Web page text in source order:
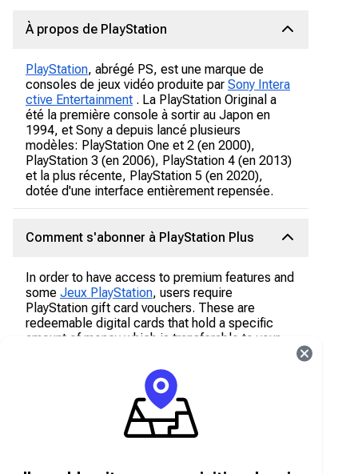
À propos de PlayStation
PlayStation, abrégé PS, est une marque de
consoles de jeux vidéo produite par Sony Intera
ctive Entertainment . La PlayStation Original a
été la première console à sortir au Japon en
1994, et Sony a depuis lancé plusieurs
modèles: PlayStation One et 2 (en 2000),
PlayStation 3 (en 2006), PlayStation 4 (en 2013)
et la plus récente, PlayStation 5 (en 2020),
dotée d'une interface entièrement repensée.
Comment s'abonner à PlayStation Plus
In order to have access to premium features and
some Jeux PlayStation, users require
PlayStation gift card vouchers. These are
redeemable digital cards that hold a specific
amount of money which is transferable to your
vouchers are region based, hence users are
required to purchase as per their regions.
Que peut-on acheter avec une carte-
cadeau PlayStation ?
Avec une carte-cadeau PlayStation, les